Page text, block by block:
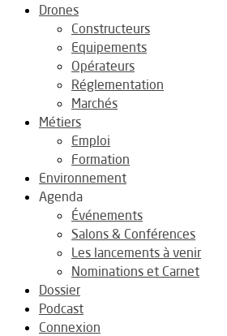
Drones
Constructeurs
Equipements
Opérateurs
Réglementation
Marchés
Métiers
Emploi
Formation
Environnement
Agenda
Événements
Salons & Conférences
Les lancements à venir
Nominations et Carnet
Dossier
Podcast
Connexion